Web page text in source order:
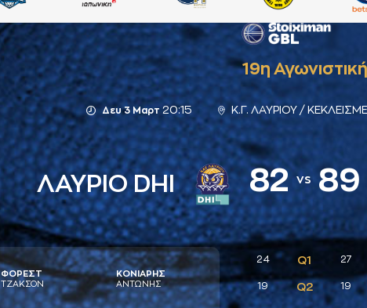
19η Αγωνιστική
Δευ 3 Μαρτ 20:15 Κ.Γ. ΛΑΥΡΙΟΥ /
ΛΑΥΡΙΟ DHI 82vs89
ΦΟΡΕΣΤ
ΤΖAΚΣΟΝ
ΚΟΝΙAΡΗΣ
AΝΤΩΝΗΣ
24 Q1 27
19 Q2 19